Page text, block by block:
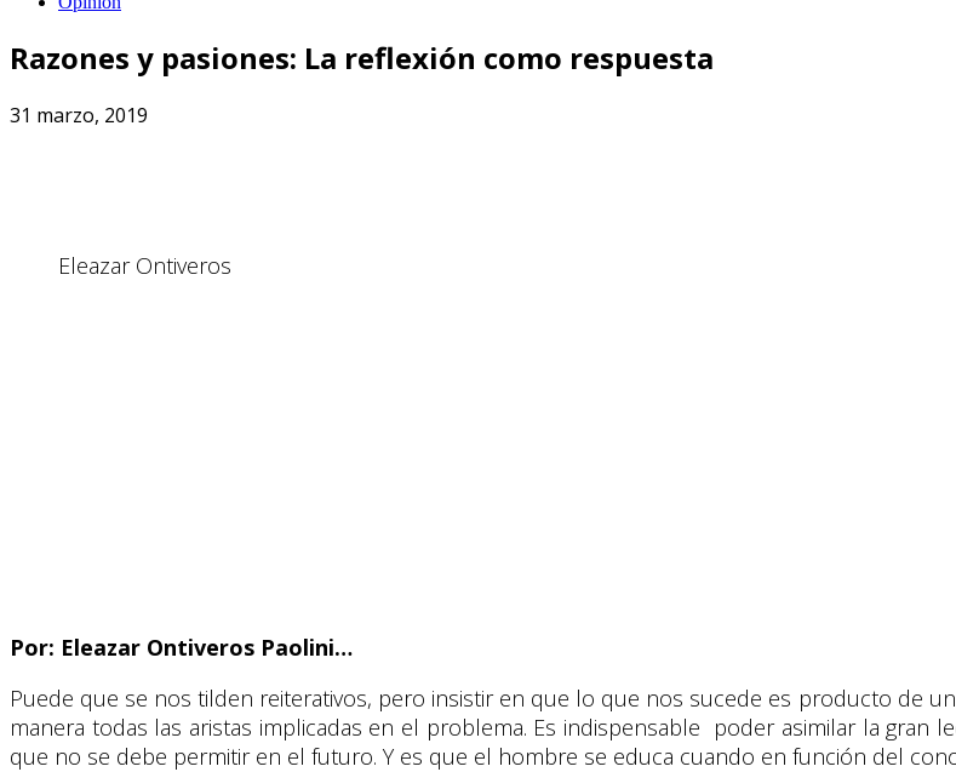
Razones y pasiones: La reflexión como respuesta
31 marzo, 2019
Eleazar Ontiveros
Por: Eleazar Ontiveros Paolini…
Puede que se nos tilden reiterativos, pero insistir en que lo que nos sucede es producto de
manera todas las aristas implicadas en el problema. Es indispensable poder asimilar la
que no se debe permitir en el futuro. Y es que el hombre se educa cuando en función del